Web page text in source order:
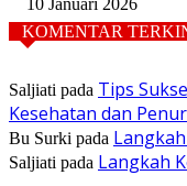
10 Januari 2026
KOMENTAR
Saljiati pada Tips
Kesehatan dan
Bu Surki pada
Saljiati pada Langkah